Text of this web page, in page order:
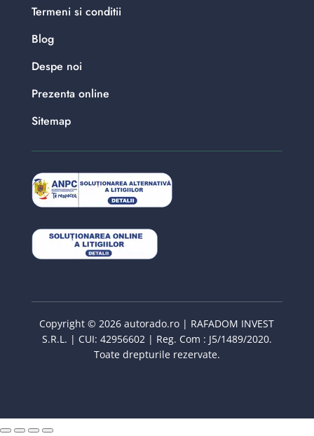
Termeni si conditii
Blog
Despe noi
Prezenta online
Sitemap
Copyright © 2026 autorado.ro | RAFADOM INVEST
S.R.L. | CUI: 42956602 | Reg. Com : J5/1489/2020.
Toate drepturile rezervate.